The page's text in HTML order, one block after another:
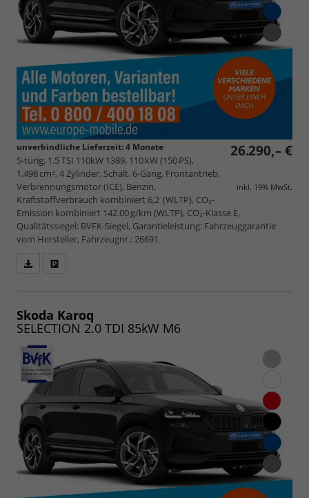
26.290,– €
inkl. 19% MwSt.
unverbindliche Lieferzeit:4 Monate
5-türig, 1.5 TSI 110kW 1389, 110 kW (150 PS),
1.498 cm³, 4 Zylinder, Schalt. 6-Gang, Frontantrieb,
Verbrennungsmotor (ICE), Benzin,
Kraftstoffverbrauch kombiniert 6,2 (WLTP), CO₂-
Emission kombiniert 142.00 g/km (WLTP), CO₂-Klasse E,
Qualitätssiegel: BVFK-Siegel, Garantieleistung: Fahrzeuggarantie
vom Hersteller, Fahrzeugnr.: 26691
speichern/drucken
Skoda Karoq
SELECTION 2.0 TDI 85kW M6